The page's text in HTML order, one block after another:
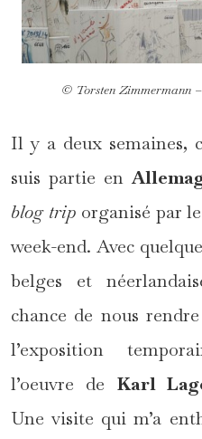
© Torsten Zimmermann
Il y a deux semaines,
suis partie en
blog trip organisé par
week-end. Avec
belges et
chance de nous
l’exposition
l’oeuvre de Karl
Une visite qui m’a